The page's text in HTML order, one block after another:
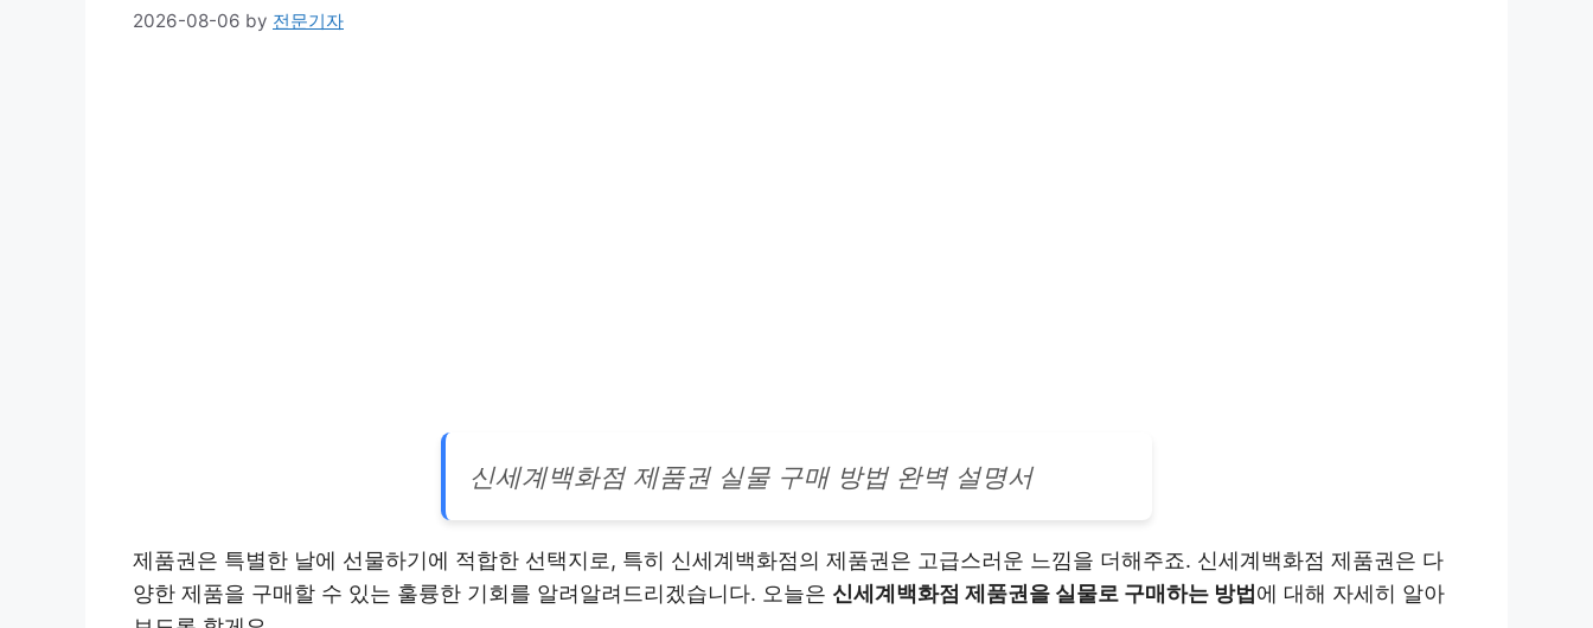
2026-08-06 by 전문기자
신세계백화점 제품권 실물 구매 방법 완벽 설명서
제품권은 특별한 날에 선물하기에 적합한 선택지로, 특히 신세계백화점의 제품권은 고급스러운 느낌을 더해주죠. 신세계백화점 제품권은 다
양한 제품을 구매할 수 있는 훌륭한 기회를 알려알려드리겠습니다. 오늘은 신세계백화점 제품권을 실물로 구매하는 방법에 대해 자세히 알아